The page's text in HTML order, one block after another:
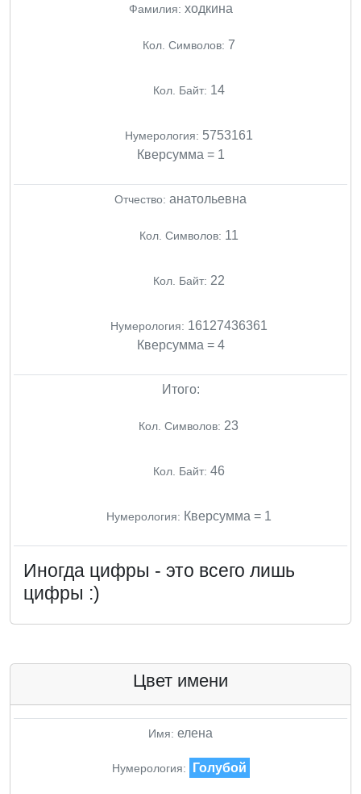
Фамилия: ходкина
Кол. Символов: 7
Кол. Байт: 14
Нумерология: 5753161
Кверсумма = 1
Отчество: анатольевна
Кол. Символов: 11
Кол. Байт: 22
Нумерология: 16127436361
Кверсумма = 4
Итого:
Кол. Символов: 23
Кол. Байт: 46
Нумерология: Кверсумма = 1
Иногда цифры - это всего лишь
цифры :)
Цвет имени
Имя: елена
Нумерология: Голубой